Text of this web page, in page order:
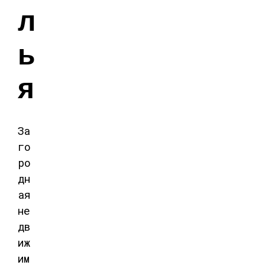
л
ь
я
За
го
ро
дн
ая
не
дв
иж
им